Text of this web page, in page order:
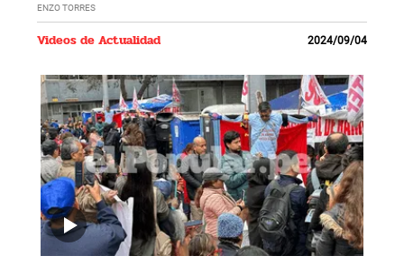
ENZO TORRES
Videos de Actualidad 2024/09/04